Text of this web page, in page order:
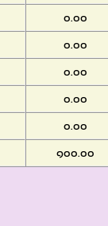
๐.๐๐
๐.๐๐
๐.๐๐
๐.๐๐
๐.๐๐
๑๐๐.๐๐